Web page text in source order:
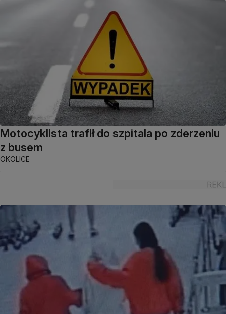
Motocyklista trafił do szpitala po zderzeniu
z busem
OKOLICE